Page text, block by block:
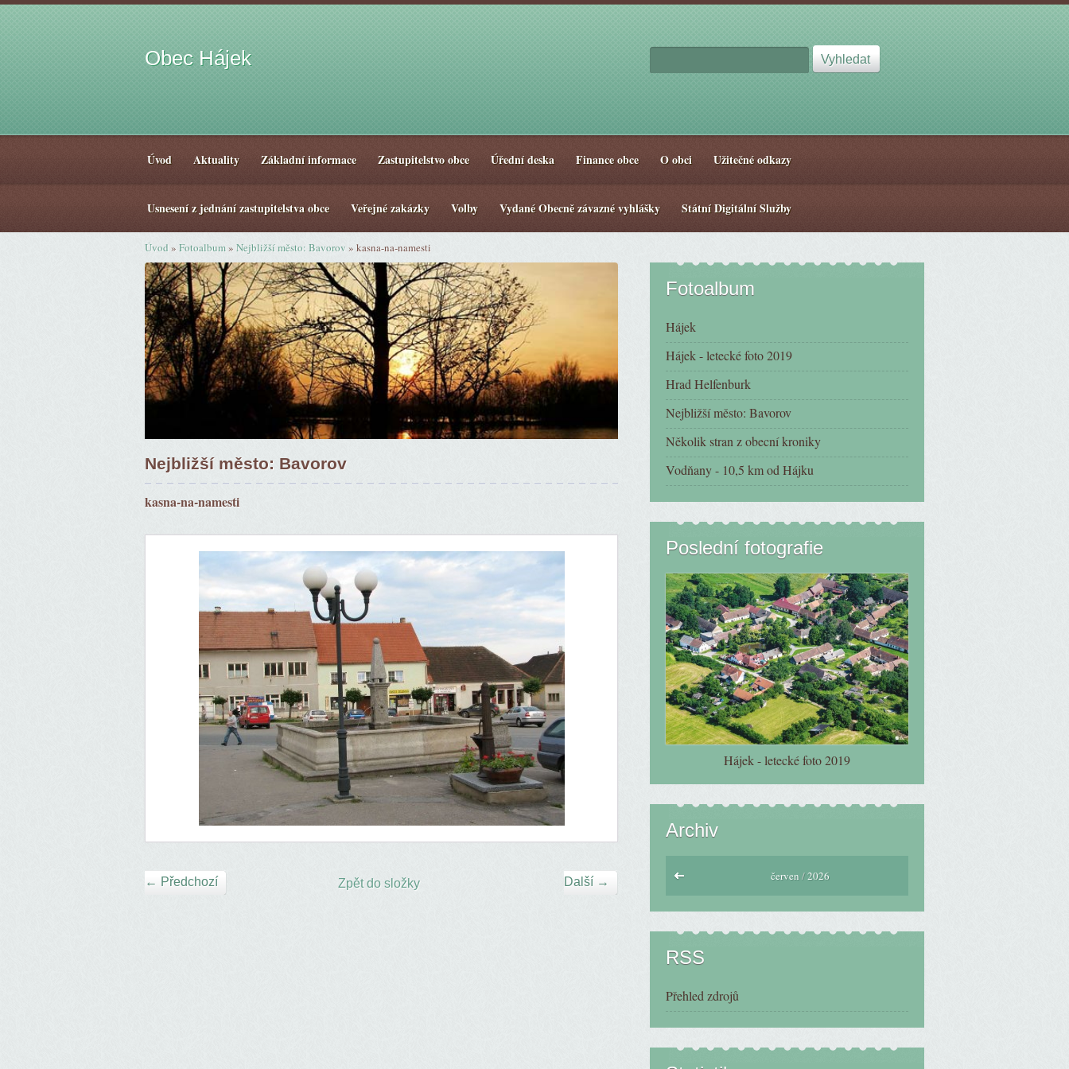
Obec Hájek
Úvod Aktuality Základní informace Zastupitelstvo obce Úřední deska Finance obce O obci Užitečné odkazy
Usnesení z jednání zastupitelstva obce Veřejné zakázky Volby Vydané Obecně závazné vyhlášky Státní Digitální Služby
Úvod » Fotoalbum» Nejbližší město: Bavorov » kasna-na-namesti
Nejbližší město: Bavorov
kasna-na-namesti
← Předchozí Další →
Zpět do složky
Fotoalbum
Hájek
Hájek - letecké foto 2019
Hrad Helfenburk
Nejbližší město: Bavorov
Několik stran z obecní kroniky
Vodňany - 10,5 km od Hájku
Poslední fotografie
Hájek - letecké foto 2019
Archiv
červen /2026
RSS
Přehled zdrojů